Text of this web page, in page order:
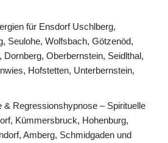
für Ensdorf Uschlberg,
Seulohe, Wolfsbach, Götzenöd,
Dornberg, Oberbernstein, Seidlthal,
Hofstetten, Unterbernstein,
& Regressionshypnose – Spirituelle
Kümmersbruck, Hohenburg,
Amberg, Schmidgaden und